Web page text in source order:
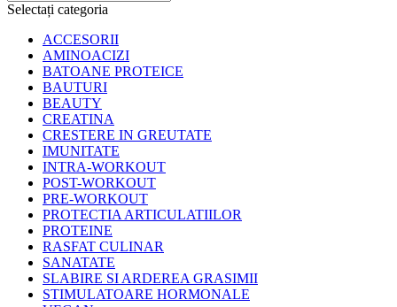
Selectați categoria
ACCESORII
AMINOACIZI
BATOANE PROTEICE
BAUTURI
BEAUTY
CREATINA
CRESTERE IN GREUTATE
IMUNITATE
INTRA-WORKOUT
POST-WORKOUT
PRE-WORKOUT
PROTECTIA ARTICULATIILOR
PROTEINE
RASFAT CULINAR
SANATATE
SLABIRE SI ARDEREA GRASIMII
STIMULATOARE HORMONALE